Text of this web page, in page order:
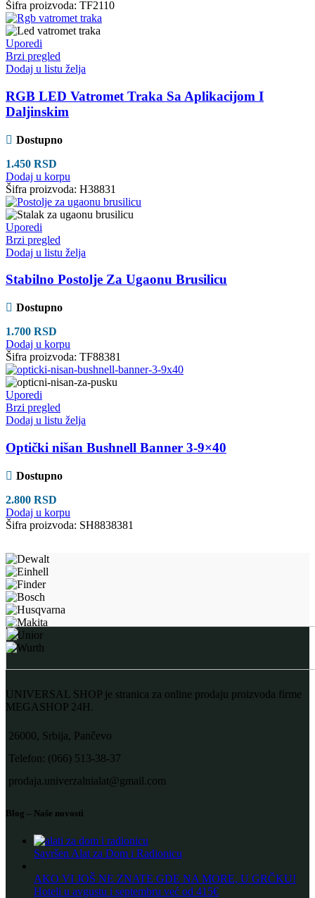
Šifra proizvoda: TF2110
Uporedi
Brzi pregled
Dodaj u listu želja
RGB LED Vatromet Traka Sa Aplikacijom I
Daljinskim
Dostupno
1.450 RSD
Dodaj u korpu
Šifra proizvoda: H38831
Uporedi
Brzi pregled
Dodaj u listu želja
Stabilno Postolje Za Ugaonu Brusilicu
Dostupno
1.700 RSD
Dodaj u korpu
Šifra proizvoda: TF88381
Uporedi
Brzi pregled
Dodaj u listu želja
Optički nišan Bushnell Banner 3-9×40
Dostupno
2.800 RSD
Dodaj u korpu
Šifra proizvoda: SH8838381
UNIVERSAL SHOP je stranica za online prodaju proizvoda firme
MEGASHOP 24H.
26000, Srbija, Pančevo
Telefon: (066) 513-38-37
prodaja.univerzalnialat@gmail.com
Blog – Naše novosti
Savršen Alat za Dom i Radionicu
AKO VI JOŠ NE ZNATE GDE NA MORE, U GRČKU!
Hoteli u avgustu i septembru već od 415€